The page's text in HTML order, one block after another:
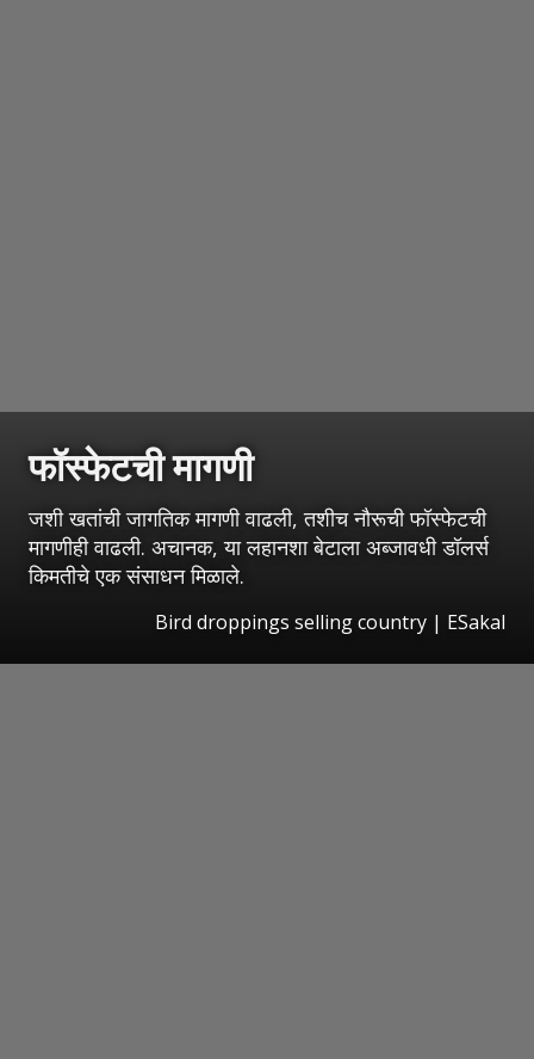
फॉस्फेटची मागणी
जशी खतांची जागतिक मागणी वाढली, तशीच नौरूची फॉस्फेटची
मागणीही वाढली. अचानक, या लहानशा बेटाला अब्जावधी डॉलर्स
किमतीचे एक संसाधन मिळाले.
Bird droppings selling country | ESakal